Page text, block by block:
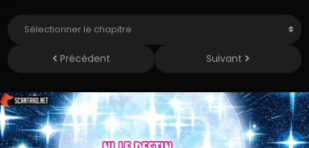
Précédent Suivant